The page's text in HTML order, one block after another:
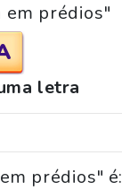
em prédios"
letra
prédios" é: